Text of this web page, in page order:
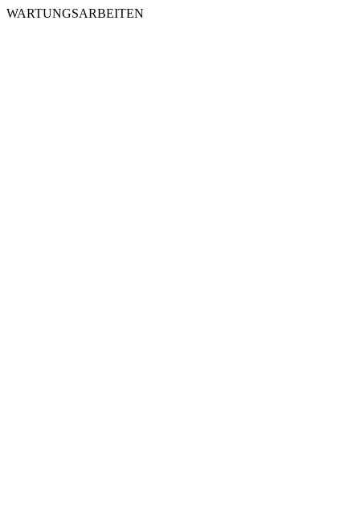
WARTUNGSARBEITEN